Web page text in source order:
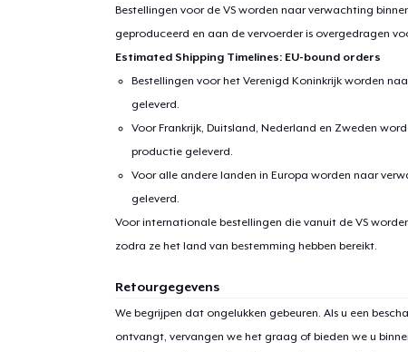
Bestellingen voor de VS worden naar verwachting
geproduceerd en aan de vervoerder is overgedragen
Estimated Shipping Timelines: EU-bound orders
Bestellingen voor het Verenigd Koninkrijk worden
geleverd.
Voor Frankrijk, Duitsland, Nederland en Zweden
productie geleverd.
Voor alle andere landen in Europa worden naar
geleverd.
Voor internationale bestellingen die vanuit de VS
zodra ze het land van bestemming hebben bereikt.
Retourgegevens
We begrijpen dat ongelukken gebeuren. Als u een
ontvangt, vervangen we het graag of bieden we u